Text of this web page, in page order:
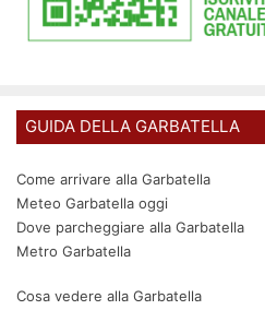
GUIDA DELLA GARBATELLA
Come arrivare alla Garbatella
Meteo Garbatella oggi
Dove parcheggiare alla Garbatella
Metro Garbatella
Cosa vedere alla Garbatella